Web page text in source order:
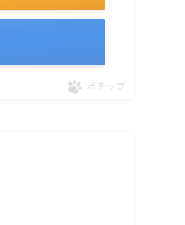
ポチップ